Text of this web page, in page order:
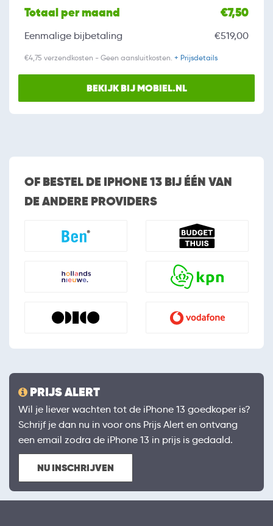
Totaal per maand €7,50
Eenmalige bijbetaling €519,00
€4,75 verzendkosten - Geen aansluitkosten. + Prijsdetails
BEKIJK BIJ MOBIEL.NL
OF BESTEL DE IPHONE 13 BIJ ÉÉN VAN
DE ANDERE PROVIDERS
PRIJS ALERT
Wil je liever wachten tot de iPhone 13 goedkoper is?
Schrijf je dan nu in voor ons Prijs Alert en ontvang
een email zodra de iPhone 13 in prijs is gedaald.
NU INSCHRIJVEN